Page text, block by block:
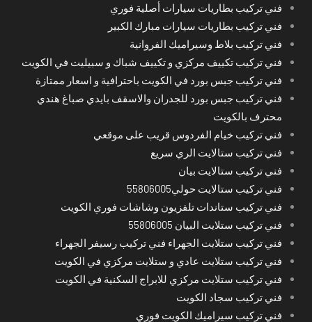
فني تركيب بطاريات سيارات أصلية فوري
فني تركيب بطاريات سيارات مبارك الكبير
فني تركيب بلاط وسيراميك الفروانية
فني تركيب تكييف مركزي و تكييف شباك و سبيليت في الكويت
فني تركيب جبس بورد في الكويت باحترافية و اسعار ممتازة
فني تركيب جبس بورد للجدران والاسقف بايدي صباغ هندي
محترف بالكويت
فني تركيب خيام الفردوس قريب على موقعي
فني تركيب ستالايت الري سريع
فني تركيب ستالايت بيان
فني تركيب ستالايت حولي55806005
فني تركيب ستاندات تلفزيون وشاشات فوري الكويت
فني تركيب ستلايت البيان 55806005
فني تركيب ستلايت الجهراء فني تركيب رسيفر الجهراء
فني تركيب ستلايت عادي و ستلايت مركزي في الكويت
فني تركيب ستلايت مركزي للابراج السكنية في الكويت
فني تركيب سجاد الكويت
فني تركيب سيراميك الكويت فوري